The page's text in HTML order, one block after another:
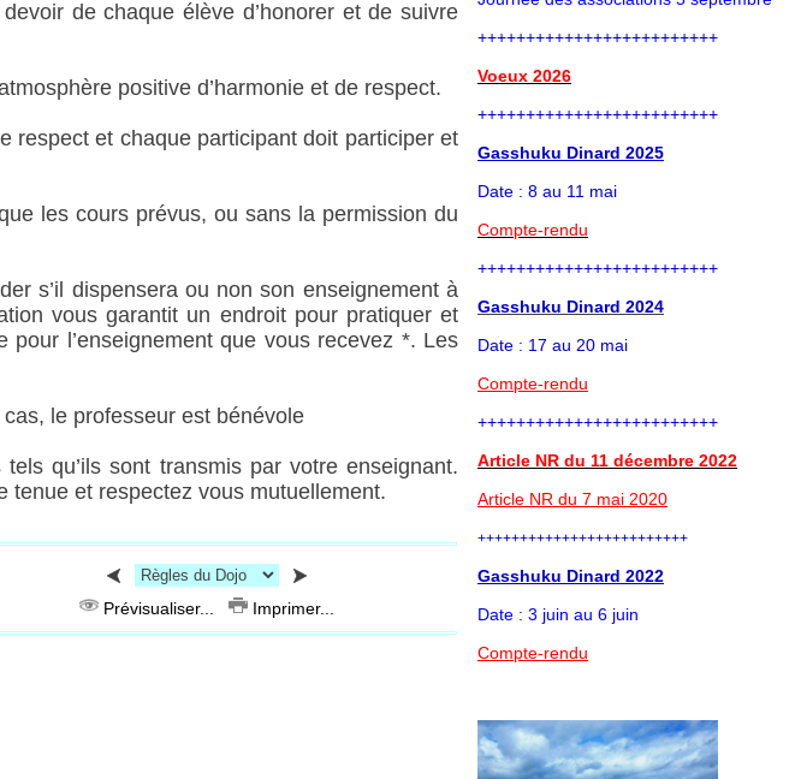
de chaque élève d’honorer et de suivre
positive d’harmonie et de respect.
respect et chaque participant doit participer et
les cours prévus, ou sans la permission du
s’il dispensera ou non son enseignement à
vous garantit un endroit pour pratiquer et
pour l’enseignement que vous recevez *. Les
est bénévole
qu’ils sont transmis par votre enseignant.
tenue et respectez vous mutuellement.
Prévisualiser... Imprimer...
+++++++++++++++++++++++++
Voeux 2026
+++++++++++++++++++++++++
Gasshuku Dinard 2025
Date : 8 au 11 mai
Compte-rendu
+++++++++++++++++++++++++
Gasshuku Dinard 2024
Date : 17 au 20 mai
Compte-rendu
+++++++++++++++++++++++++
Article NR du 11 décembre 2022
Article NR du 7 mai 2020
+++++++++++++++++++++++++
Gasshuku Dinard 2022
Date : 3 juin au 6 juin
Compte-rendu